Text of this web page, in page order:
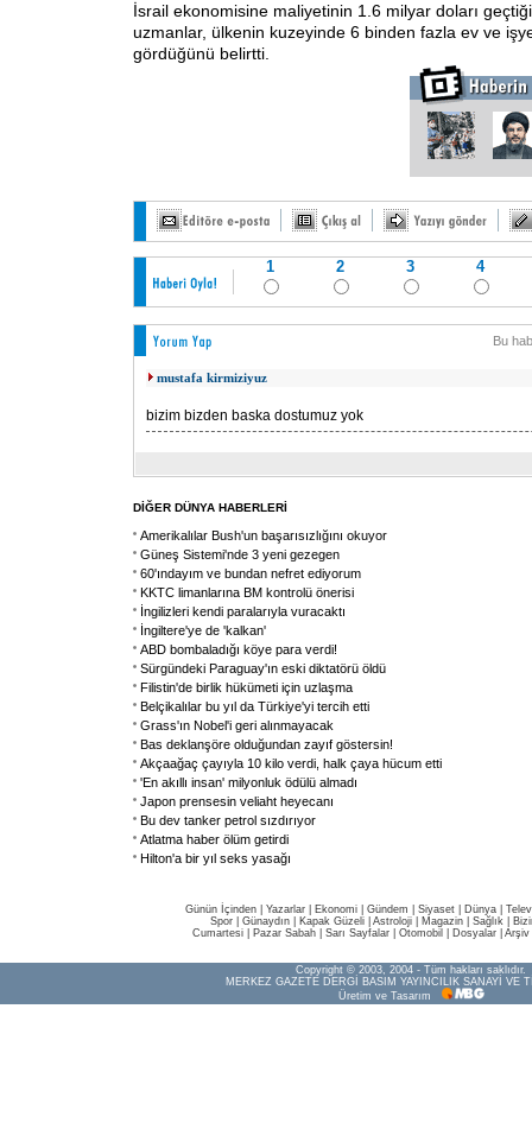
İsrail ekonomisine maliyetinin 1.6 milyar doları
uzmanlar, ülkenin kuzeyinde 6 binden fazla ev ve
gördüğünü belirtti.
1 2 3 4
Bu
mustafa kirmiziyuz
bizim bizden baska dostumuz yok
DİĞER DÜNYA HABERLERİ
Amerikalılar Bush'un başarısızlığını okuyor
Güneş Sistemi'nde 3 yeni gezegen
60'ındayım ve bundan nefret ediyorum
KKTC limanlarına BM kontrolü önerisi
İngilizleri kendi paralarıyla vuracaktı
İngiltere'ye de 'kalkan'
ABD bombaladığı köye para verdi!
Sürgündeki Paraguay'ın eski diktatörü öldü
Filistin'de birlik hükümeti için uzlaşma
Belçikalılar bu yıl da Türkiye'yi tercih etti
Grass'ın Nobel'i geri alınmayacak
Bas deklanşöre olduğundan zayıf göstersin!
Akçaağaç çayıyla 10 kilo verdi, halk çaya hücum etti
'En akıllı insan' milyonluk ödülü almadı
Japon prensesin veliaht heyecanı
Bu dev tanker petrol sızdırıyor
Atlatma haber ölüm getirdi
Hilton'a bir yıl seks yasağı
Günün İçinden Yazarlar Ekonomi Gündem Siyaset Dünya |
Spor
Günaydın Kapak Güzeli Astroloji Magazin Sağlık
Cumartesi
Pazar Sabah Sarı Sayfalar Otomobil Dosyalar Arşiv
Copyright © 2003, 2004 - Tüm hakları saklıdır.
MERKEZ GAZETE DERGİ BASIM YAYINCILIK SANAYİ VE
Üretim ve Tasarım